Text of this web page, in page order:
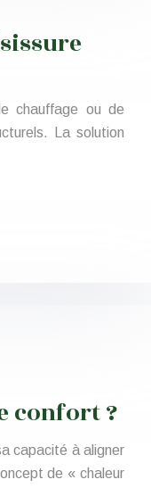
chauffage ou de
La solution
confort ?
capacité à aligner
de « chaleur